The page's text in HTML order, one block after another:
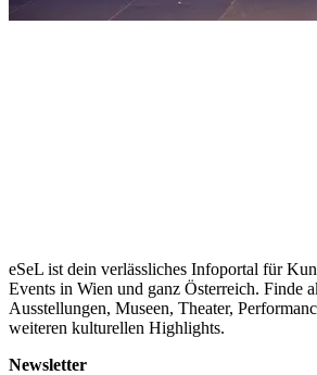
eSeL ist dein verlässliches Infoportal für
Events in Wien und ganz Österreich. Finde
Ausstellungen, Museen, Theater,
weiteren kulturellen Highlights.
Newsletter